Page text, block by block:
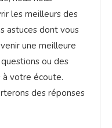
les meilleurs des
astuces dont vous
une meilleure
ou des
à votre écoute.
des réponses